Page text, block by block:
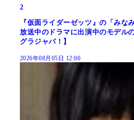
2
『仮面ライダーゼッツ』の「み
放送中のドラマに出演中のモデル
グラジャパ！】
2026年08月05日 12:00